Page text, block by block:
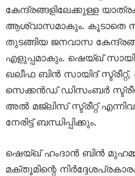
കേന്ദ്രങ്ങളിലേക്കുള്ള
ആശ്വാസമാകും. കൂടാതെ
തുടങ്ങിയ ജനവാസ
എളുപ്പമാകും. ഷെയ്ഖ്
ഖലീഫ ബിൻ സായിദ് സ്ട്രീറ്റ്,
സെക്കൻഡ് ഡിസംബർ
അൽ മജ്‌ലിസ് സ്ട്രീറ്റ്
നേരിട്ട് ബന്ധിപ്പിക്കും.
ഷെയ്ഖ് ഹംദാൻ ബിൻ
മക്തൂമിന്റെ